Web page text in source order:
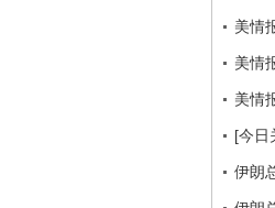
美情
美情
美情
[今日
伊朗